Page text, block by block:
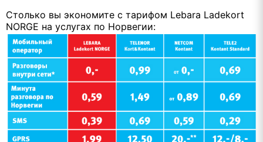
Столько вы экономите с тарифом Lebara Ladekort
NORGE на услугах по Норвегии: